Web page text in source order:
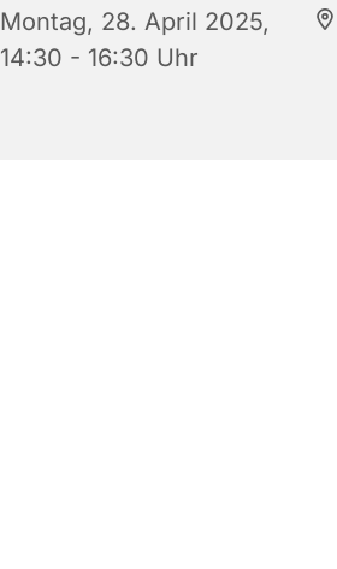
Montag, 28. April 2025,
14:30 - 16:30 Uhr